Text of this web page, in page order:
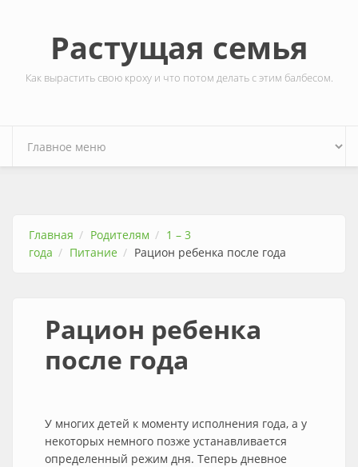
Растущая семья
Как вырастить свою кроху и что потом делать с этим балбесом.
Главная Родителям
1 – 3
года
Питание Рацион ребенка после года
Рацион ребенка
после года
У многих детей к моменту исполнения года, а у
некоторых немного позже устанавливается
определенный режим дня. Теперь дневное